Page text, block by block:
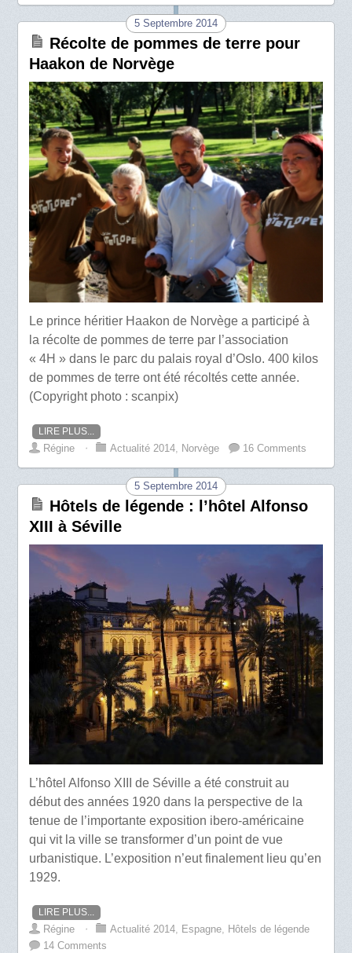
5 Septembre 2014
Récolte de pommes de terre pour
Haakon de Norvège
Le prince héritier Haakon de Norvège a participé à
la récolte de pommes de terre par l’association
« 4H » dans le parc du palais royal d’Oslo. 400 kilos
de pommes de terre ont été récoltés cette année.
(Copyright photo : scanpix)
LIRE PLUS...
Régine ⋅ Actualité 2014, Norvège 16 Comments
5 Septembre 2014
Hôtels de légende : l’hôtel Alfonso
XIII à Séville
L’hôtel Alfonso XIII de Séville a été construit au
début des années 1920 dans la perspective de la
tenue de l’importante exposition ibero-américaine
qui vit la ville se transformer d’un point de vue
urbanistique. L’exposition n’eut finalement lieu qu’en
1929.
LIRE PLUS...
Régine ⋅ Actualité 2014, Espagne, Hôtels de légende
14 Comments